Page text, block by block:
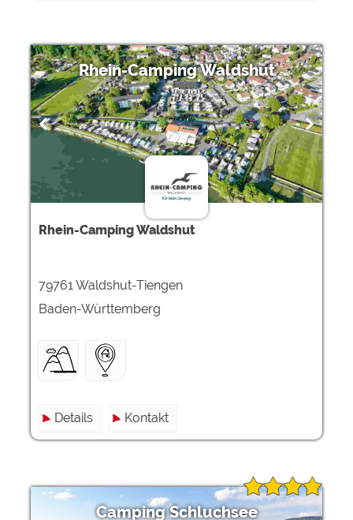
Rhein-Camping Waldshut
Rhein-Camping Waldshut
79761 Waldshut-Tiengen
Baden-Württemberg
Details Kontakt
Camping Schluchsee